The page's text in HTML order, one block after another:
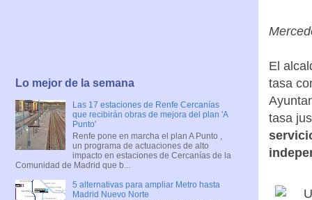
El
tasa
tasa
Lo mejor de la semana
Las 17 estaciones de Renfe Cercanías
que recibirán obras de mejora del plan 'A
Punto'
Renfe pone en marcha el plan A Punto ,
un programa de actuaciones de alto
impacto en estaciones de Cercanías de la
Comunidad de Madrid que b...
5 alternativas para ampliar Metro hasta
Madrid Nuevo Norte